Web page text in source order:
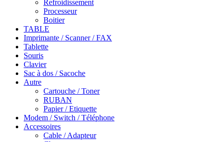
Refroidissement
Processeur
Boitier
TABLE
Imprimante / Scanner / FAX
Tablette
Souris
Clavier
Sac à dos / Sacoche
Autre
Cartouche / Toner
RUBAN
Papier / Etiquette
Modem / Switch / Téléphone
Accessoires
Cable / Adapteur